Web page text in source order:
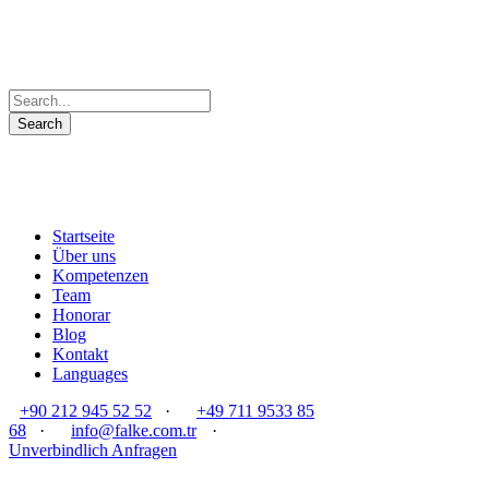
Startseite
Über uns
Kompetenzen
Team
Honorar
Blog
Kontakt
Languages
+90 212 945 52 52
·
+49 711 9533 85
68
· info@falke.com.tr
·
Unverbindlich Anfragen